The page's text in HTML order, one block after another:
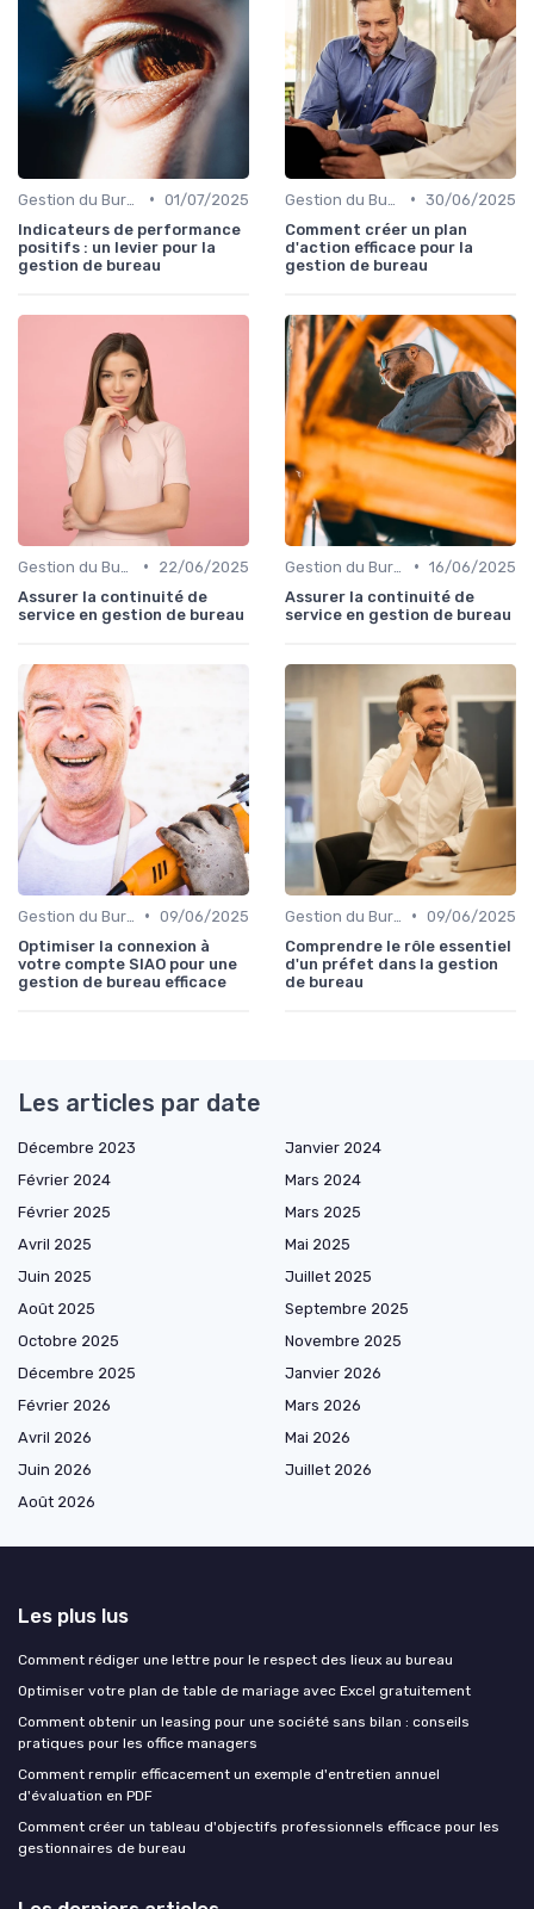
• 01/07/2025
Indicateurs de performance
positifs : un levier pour la
gestion de bureau
• 30/06/2025
Comment créer un plan
d'action efficace pour la
gestion de bureau
•
22/06/2025
Assurer la continuité de
service en gestion de bureau
• 16/06/2025
Assurer la continuité de
service en gestion de bureau
• 09/06/2025
Optimiser la connexion à
votre compte SIAO pour une
gestion de bureau efficace
• 09/06/2025
Comprendre le rôle essentiel
d'un préfet dans la gestion
de bureau
Les articles par date
Décembre 2023
Janvier 2024
Février 2024
Mars 2024
Février 2025
Mars 2025
Avril 2025
Mai 2025
Juin 2025
Juillet 2025
Août 2025
Septembre 2025
Octobre 2025
Novembre 2025
Décembre 2025
Janvier 2026
Février 2026
Mars 2026
Avril 2026
Mai 2026
Juin 2026
Juillet 2026
Août 2026
Les plus lus
Comment rédiger une lettre pour le respect des lieux au bureau
Optimiser votre plan de table de mariage avec Excel gratuitement
Comment obtenir un leasing pour une société sans bilan : conseils
pratiques pour les office managers
Comment remplir efficacement un exemple d'entretien annuel
d'évaluation en PDF
Comment créer un tableau d'objectifs professionnels efficace pour les
gestionnaires de bureau